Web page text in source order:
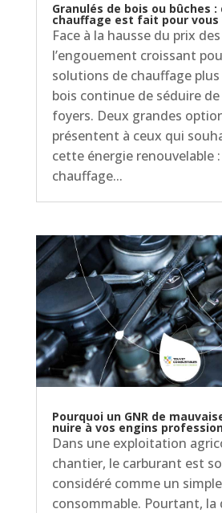
Granulés de bois ou bûches
chauffage est fait pour vous
Face à la hausse du prix
l’engouement croissant
solutions de chauffage
bois continue de séduire
foyers. Deux grandes
présentent à ceux qui
cette énergie renouvelable
chauffage...
Pourquoi un GNR de
nuire à vos engins
Dans une exploitation
chantier, le carburant est
considéré comme un simple
consommable. Pourtant, la